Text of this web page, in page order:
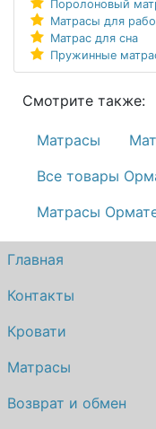
Поролоновый
Матрасы для
Матрас для сна
Пружинные
Смотрите также:
Матрасы
Все товары
Матрасы
Главная
Контакты
Кровати
Матрасы
Возврат и обмен